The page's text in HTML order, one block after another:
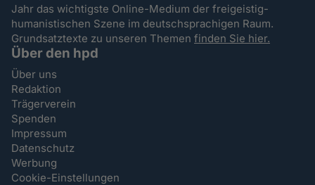
Jahr das wichtigste Online-Medium der freigeistig-
humanistischen Szene im deutschsprachigen Raum.
Grundsatztexte zu unseren Themenfinden Sie hier.
Über den hpd
Über uns
Redaktion
Trägerverein
Spenden
Impressum
Datenschutz
Werbung
Cookie-Einstellungen